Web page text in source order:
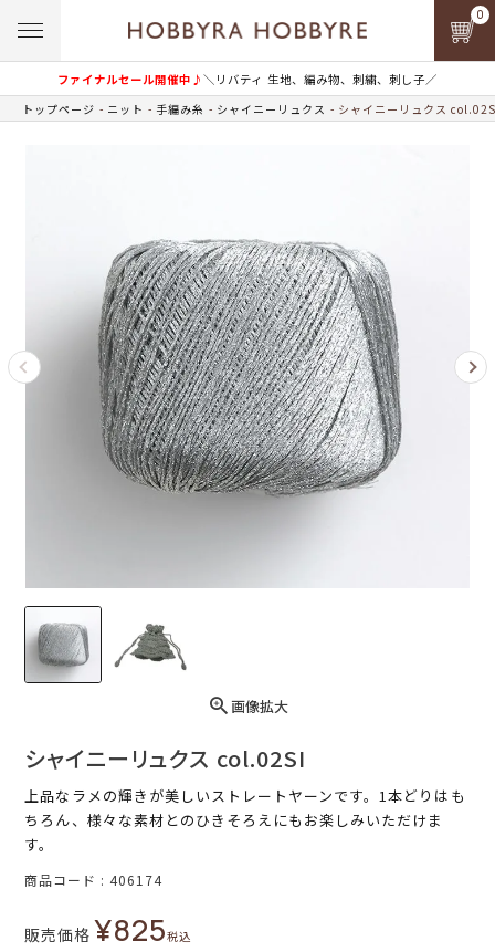
ファイナルセール開催中♪＼リバティ 生地、編み物、刺繍、刺し子／
0
トップページ ニット 手編み糸 シャイニーリュクス シャイニーリュクス
画像拡大
シャイニーリュクス col.02SI
上品なラメの輝きが美しいストレートヤーンです。1本どりはも
ちろん、様々な素材とのひきそろえにもお楽しみいただけま
す。
商品コード 406174
販売価格 ¥825税込